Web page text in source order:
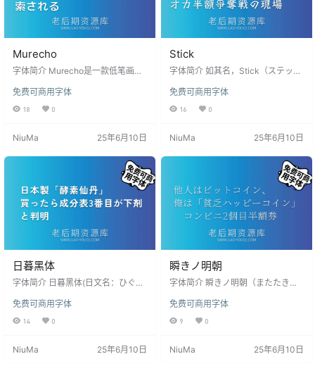
Murecho
字体简介 Murecho是一款低笔画对
免费可商用日文字体，专为日本的
文本设置而设计。它涵盖平假名、
片假名和汉字（JOYO+）。它还支
装后在PS、AI、word等软件中若找
o」，字体安装方法与常见问题：点
击查看 版权许可 根据作者发布字体
页面的声明，这款字体完全免费公
开，个人和企业都可以免费使用本
款…
免费可商用字体
18 0
NiuMa 25年6月10日
Stick
字体简介 如其名，Stick（ステッ
可爱俏皮的感觉的免费可商用字
体。田园氛围也使这种字体在纸质
媒介和数字内容中具有广泛的用
中若找不到该字体，可搜索名字「S
点击查看 版权许可 根据作者发布字
体页面的声明，这款字体完全免费
公开，个人和企业都可以免费使用
本款字体，包含商业用途，但禁止
用于违法用途。 …
免费可商用字体
16 0
NiuMa 25年6月10日
日暮黑体
字体简介 日暮黑体(日文名：ひぐれ
Zen角黑体进行水墨化处理的免费商
用字体。由于该字体是只进行了自
动处理的字体，所以有一部分字不
后在PS、AI、word等软件中若找不
免费可商用字体
14 0
NiuMa 25年6月10日
瞬きノ明朝
字体简介 瞬きノ明朝（またたきの
摇晃的有冲击力的免费可商用字
体。非常适合标题标志的设计。 字
数有8000字以上，可以放心使用。
找不到该字体，可搜索名字「瞬き
免费可商用字体
9 0
NiuMa 25年6月10日